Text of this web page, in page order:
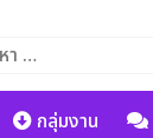
กลุ่มงาน